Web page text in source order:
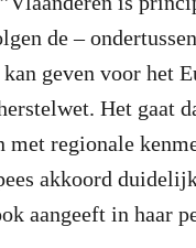
de –
geven voor het
Het gaat
met regionale
akkoord
aangeeft in haar